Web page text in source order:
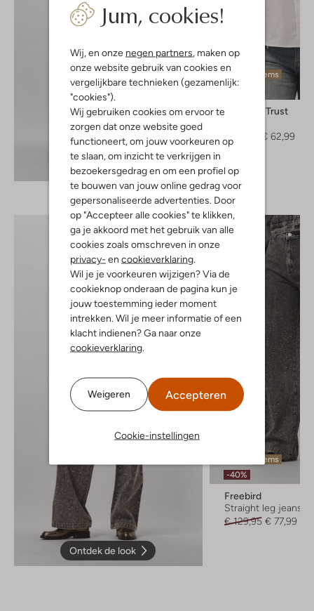
Jum, cookies!
Wij, en onze negen partners , maken op
onze website gebruik van cookies en
vergelijkbare technieken (gezamenlijk:
"cookies").
Wij gebruiken cookies om ervoor te
zorgen dat onze website goed
functioneert, om jouw voorkeuren op
te slaan, om inzicht te verkrijgen in
bezoekersgedrag en om een profiel op
te bouwen van jouw online gedrag voor
gepersonaliseerde advertenties. Door
op "Accepteer alle cookies" te klikken,
ga je akkoord met het gebruik van alle
cookies zoals omschreven in onze
privacy- en cookieverklaring
Wil je je voorkeuren wijzigen? Via de
cookieknop onderaan de pagina kun je
jouw toestemming ieder moment
intrekken. Wil je meer informatie of een
klacht indienen? Ga naar onze
cookieverklaring
Weigeren Accepteren
Cookie-instellingen
Ontdek de look
Laatste items
-30%
Circle Of Trust
€ 62,99
Ontdek de look
Laatste items
-40%
Freebird
Straight leg jeans
€ 129,95 € 77,99